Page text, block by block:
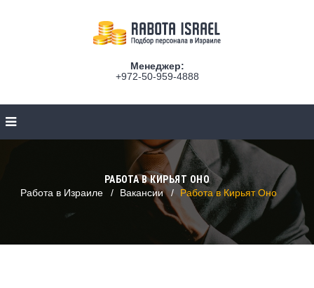
Менеджер:
+972-50-959-4888
РАБОТА В КИРЬЯТ ОНО
Работа в Израиле
Вакансии Работа в Кирьят Оно